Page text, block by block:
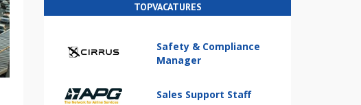
TOPVACATURES
Safety & Compliance
Manager
Sales Support Staff